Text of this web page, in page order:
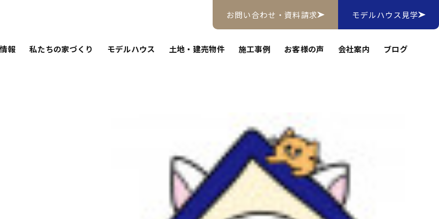
お問い合わせ・資料請求 モデルハウス見学
報 私たちの家づくり モデルハウス 土地・建売物件 施工事例 お客様の声 会社案内 ブログ